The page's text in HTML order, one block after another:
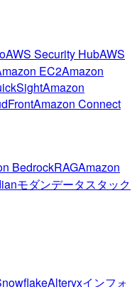
AWS Security HubAWS
EC2Amazon
Amazon
Amazon Connect
BedrockRAGAmazon
モダンデータスタック
Alteryxインフォ